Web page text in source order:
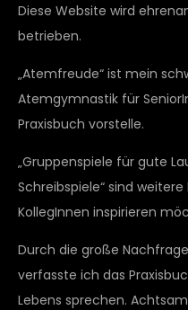
Diese Website wird
betrieben.
„Atemfreude“ ist mein
Atemgymnastik für
Praxisbuch vorstelle.
„Gruppenspiele für gute
Schreibspiele“ sind
KollegInnen inspirieren
Durch die große
verfasste ich das
Lebens sprechen.